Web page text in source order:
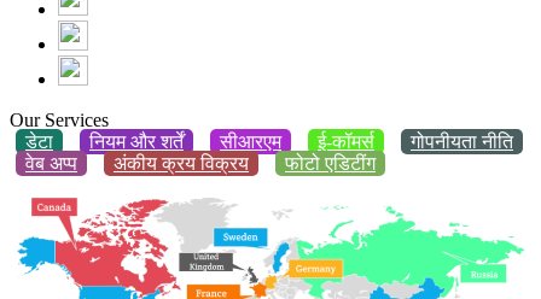
Our Services
डेटा
नियम और शर्तें सीआरएम ई-कॉमर्स
गोपनीयता नीति
वेब अप्प
अंकीय क्रय विक्रय फोटो एडिटींग